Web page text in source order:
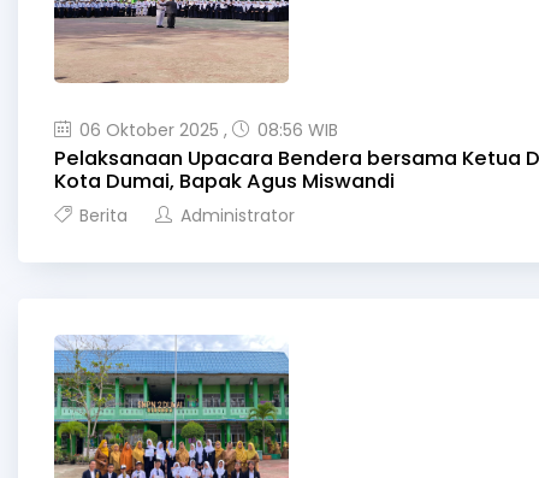
06 Oktober 2025 , 08:56 WIB
Pelaksanaan Upacara Bendera bersama Ketua
Kota Dumai, Bapak Agus Miswandi
Berita Administrator